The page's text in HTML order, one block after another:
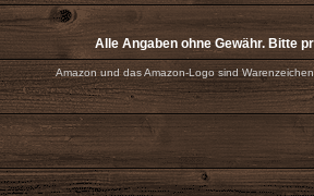
Alle Angaben ohne Gewähr. Bitte
Amazon und das Amazon-Logo sind